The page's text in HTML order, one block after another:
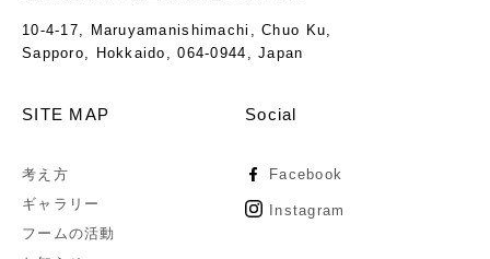
10-4-17, Maruyamanishimachi, Chuo Ku,
Sapporo, Hokkaido, 064-0944, Japan
SITE MAP
考え方
ギャラリー
フームの活動
Social
Facebook
Instagram